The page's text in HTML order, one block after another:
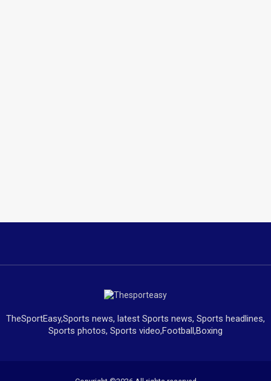
TheSportEasy,Sports news, latest Sports news, Sports headlines,
Sports photos, Sports video,Football,Boxing